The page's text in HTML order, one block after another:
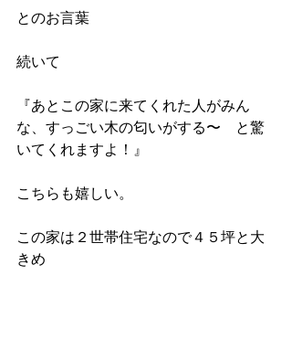
とのお言葉
続いて
『あとこの家に来てくれた人がみん
な、すっごい木の匂いがする〜　と驚
いてくれますよ！』
こちらも嬉しい。
この家は２世帯住宅なので４５坪と大
きめ